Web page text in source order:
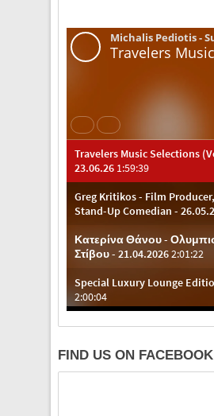
FIND US ON FACEBOOK